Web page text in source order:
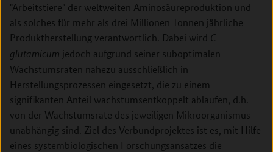
"Arbeitstiere" der weltweiten Aminosäureproduktion und
als solches für mehr als drei Millionen Tonnen jährliche
Produktherstellung verantwortlich. Dabei wird C.
glutamicum jedoch aufgrund seiner suboptimalen
Wachstumsraten nahezu ausschließlich in
Herstellungsprozessen eingesetzt, die zu einem
signifikanten Anteil wachstumsentkoppelt ablaufen, d.h.
von der Wachstumsrate des jeweiligen Mikroorganismus
unabhängig sind. Ziel des Verbundprojektes ist es, mit Hilfe
eines systembiologischen Forschungsansatzes die